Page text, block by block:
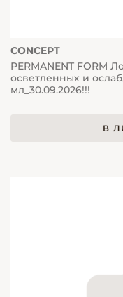
CONCEPT
PERMANENT FORM
осветленных и
мл_30.09.2026!!!
В